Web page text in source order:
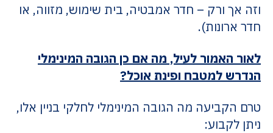
וזה אך ורק – חדר אמבטיה, בית שימוש, מזווה, או
חדר ארונות).
לאור האמור לעיל, מה אם כן הגובה המינימלי
הנדרש למטבח ופינת אוכל?
טרם הקביעה מה הגובה המינימלי לחלקי בניין אלו,
ניתן לקבוע: